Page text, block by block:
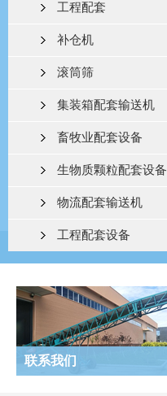
工程配套
补仓机
滚筒筛
集装箱配套输送机
畜牧业配套设备
生物质颗粒配套设备
物流配套输送机
工程配套设备
联系我们